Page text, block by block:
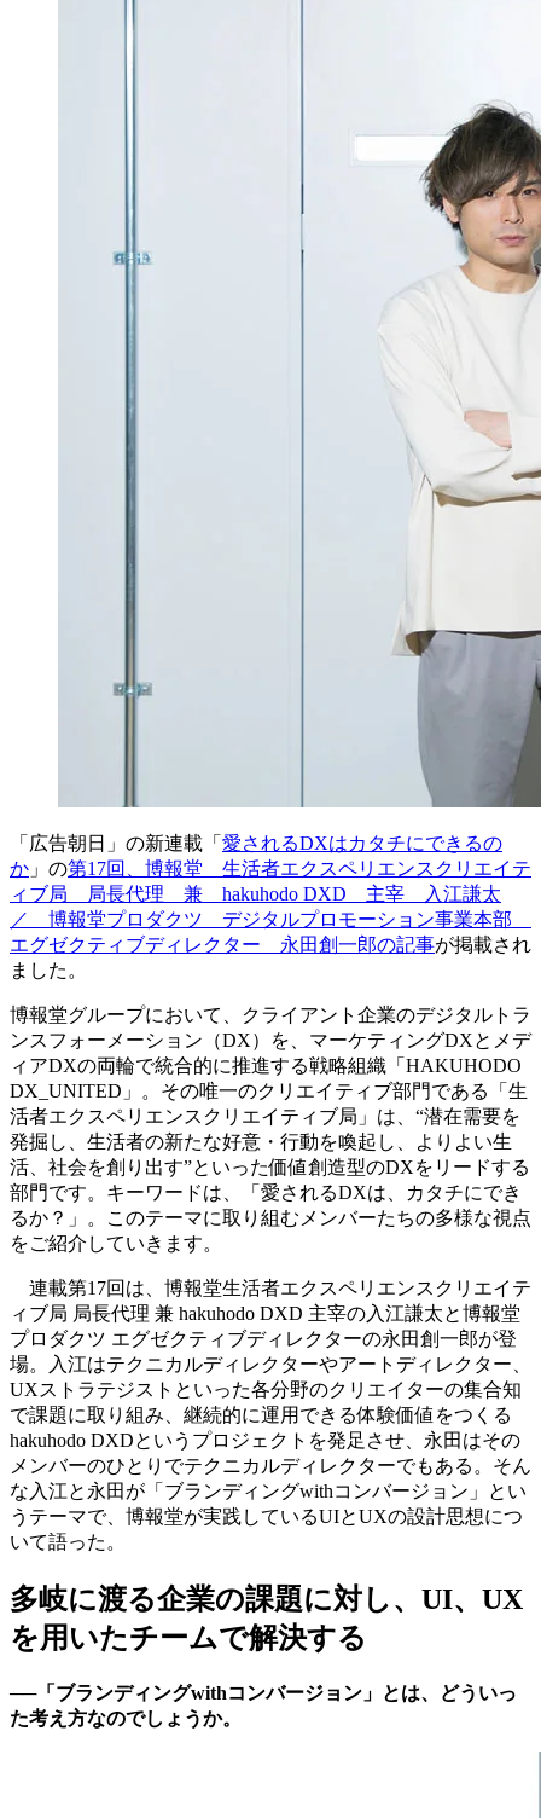
「広告朝日」の新連載「 愛されるDXはカタチにできるの
か 」の第17回、博報堂 生活者エクスペリエンスクリエイテ
ィブ局 局長代理 兼 hakuhodo DXD 主宰 入江謙太
／ 博報堂プロダクツ デジタルプロモーション事業本部
エグゼクティブディレクター 永田創一郎の記事が掲載され
ました。
博報堂グループにおいて、クライアント企業のデジタルトラ
ンスフォーメーション（DX）を、マーケティングDXとメデ
ィアDXの両輪で統合的に推進する戦略組織「HAKUHODO
DX_UNITED」。その唯一のクリエイティブ部門である「生
活者エクスペリエンスクリエイティブ局」は、“潜在需要を
発掘し、生活者の新たな好意・行動を喚起し、よりよい生
活、社会を創り出す”といった価値創造型のDXをリードする
部門です。キーワードは、「愛されるDXは、カタチにでき
るか？」。このテーマに取り組むメンバーたちの多様な視点
をご紹介していきます。
連載第17回は、博報堂生活者エクスペリエンスクリエイテ
ィブ局 局長代理 兼 hakuhodo DXD 主宰の入江謙太と博報堂
プロダクツ エグゼクティブディレクターの永田創一郎が登
場。入江はテクニカルディレクターやアートディレクター、
UXストラテジストといった各分野のクリエイターの集合知
で課題に取り組み、継続的に運用できる体験価値をつくる
hakuhodo DXDというプロジェクトを発足させ、永田はその
メンバーのひとりでテクニカルディレクターでもある。そん
な入江と永田が「ブランディングwithコンバージョン」とい
うテーマで、博報堂が実践しているUIとUXの設計思想につ
いて語った。
多岐に渡る企業の課題に対し、UI、UX
を用いたチームで解決する
──「ブランディングwithコンバージョン」とは、どういっ
た考え方なのでしょうか。